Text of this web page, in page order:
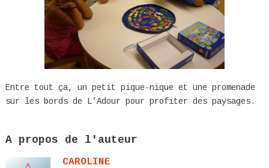
Entre tout ça, un petit pique-nique et une promenade
sur les bords de L’Adour pour profiter des paysages.
A propos de l'auteur
CAROLINE